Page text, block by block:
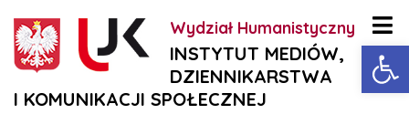
Wydział Humanistyczny
INSTYTUT MEDIÓW,
DZIENNIKARSTWA
I KOMUNIKACJI SPOŁECZNEJ